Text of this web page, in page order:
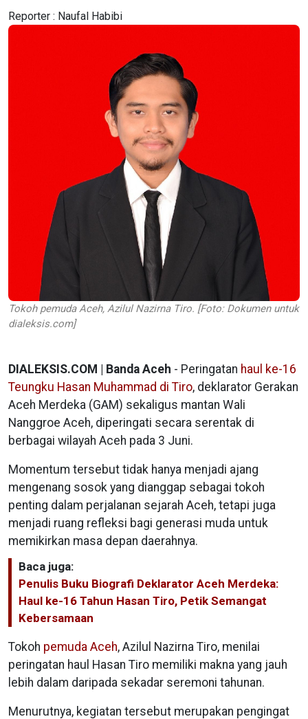
Reporter : Naufal Habibi
Tokoh pemuda Aceh, Azilul Nazirna Tiro. [Foto: Dokumen untuk
dialeksis.com]
DIALEKSIS.COM | Banda Aceh - Peringatan haul ke-16
Teungku Hasan Muhammad di Tiro, deklarator Gerakan
Aceh Merdeka (GAM) sekaligus mantan Wali
Nanggroe Aceh, diperingati secara serentak di
berbagai wilayah Aceh pada 3 Juni.
Momentum tersebut tidak hanya menjadi ajang
mengenang sosok yang dianggap sebagai tokoh
penting dalam perjalanan sejarah Aceh, tetapi juga
menjadi ruang refleksi bagi generasi muda untuk
memikirkan masa depan daerahnya.
Baca juga:
Penulis Buku Biografi Deklarator Aceh Merdeka:
Haul ke-16 Tahun Hasan Tiro, Petik Semangat
Kebersamaan
Tokoh pemuda Aceh, Azilul Nazirna Tiro, menilai
peringatan haul Hasan Tiro memiliki makna yang jauh
lebih dalam daripada sekadar seremoni tahunan.
Menurutnya, kegiatan tersebut merupakan pengingat